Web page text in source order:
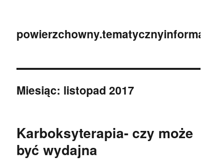
Miesiąc: listopad 2017
Karboksyterapia- czy może
być wydajna